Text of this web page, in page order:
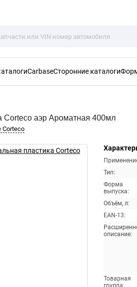
CarbaseСторонние каталоги
Corteco аэр Ароматная 400мл
Corteco
Тип:
Форма
выпуска:
Объём, л:
EAN-13:
описание:
Товарная
группа: